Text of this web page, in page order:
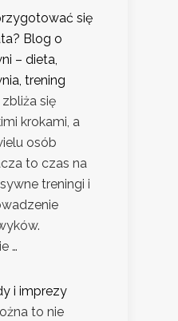
się
Blog o
– dieta,
trening
się
krokami, a
osób
to czas na
treningi i
…
i imprezy
to nie